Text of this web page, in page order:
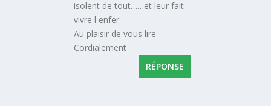
isolent de tout……et leur fait
vivre l enfer
Au plaisir de vous lire
Cordialement
RÉPONSE